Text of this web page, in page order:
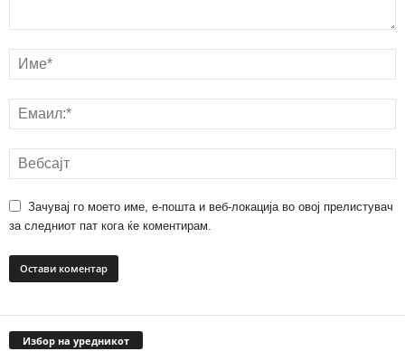
Зачувај го моето име, е-пошта и веб-локација во овој прелистувач
за следниот пат кога ќе коментирам.
Избор на уредникот